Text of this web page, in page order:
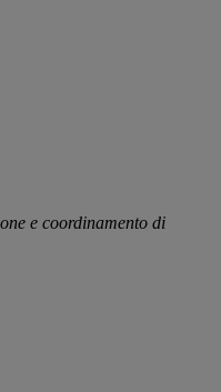
e coordinamento di